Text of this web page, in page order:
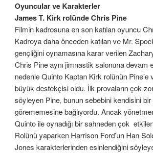
Oyuncular ve Karakterler
James T. Kirk rolünde Chris Pine
Filmin kadrosuna en son katılan oyuncu
Kadroya daha önceden katılan ve Mr.
gençliğini oynamasına karar verilen
Chris Pine aynı jimnastik salonuna devam
nedenle Quinto Kaptan Kirk rolünün Pine’e
büyük destekçisi oldu. İlk provaların çok
söyleyen Pine, bunun sebebini kendisini bir
görememesine bağlıyordu. Ancak
Quinto ile oynadığı bir sahneden çok
Rolünü yaparken Harrison Ford’un Han
Jones karakterlerinden esinlendiğini